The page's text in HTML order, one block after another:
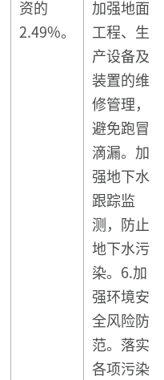
资的
2.49%。
加强地面
工程、生
产设备及
装置的维
修管理，
避免跑冒
滴漏。加
强地下水
跟踪监
测，防止
地下水污
染。6.加
强环境安
全风险防
范。落实
各项污染